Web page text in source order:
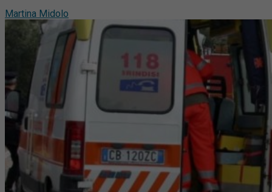
Martina Midolo